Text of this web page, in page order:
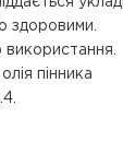
пінника